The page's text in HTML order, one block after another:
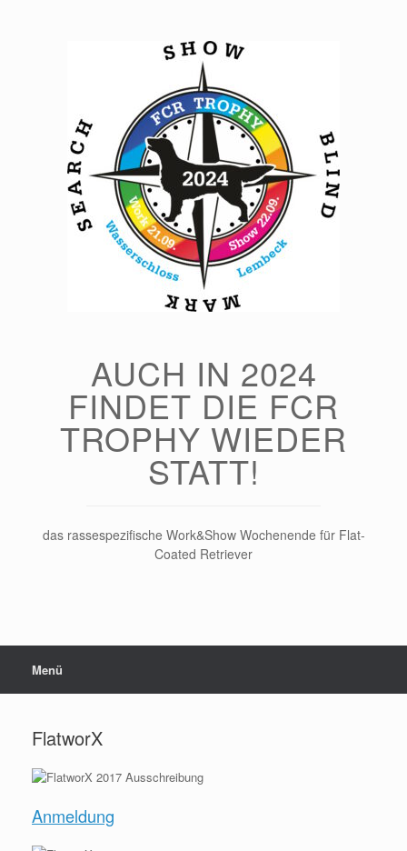
AUCH IN 2024
FINDET DIE FCR
TROPHY WIEDER
STATT!
das rassespezifische Work&Show Wochenende für Flat-
Coated Retriever
Menü
FlatworX
Anmeldung